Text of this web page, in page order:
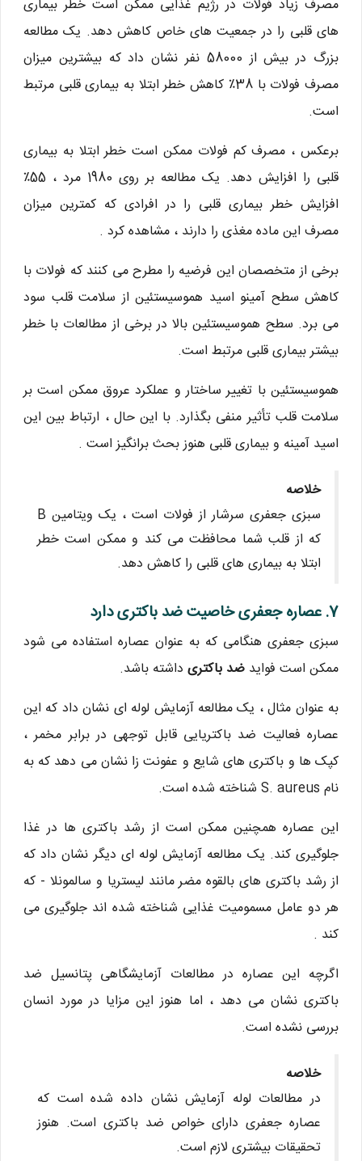
مصرف زیاد فولات در رژیم غذایی ممکن است خطر بیماری
های قلبی را در جمعیت های خاص کاهش دهد. یک مطالعه
بزرگ در بیش از 58000 نفر نشان داد که بیشترین میزان
مصرف فولات با 38٪ کاهش خطر ابتلا به بیماری قلبی مرتبط
است.
برعکس ، مصرف کم فولات ممکن است خطر ابتلا به بیماری
قلبی را افزایش دهد. یک مطالعه بر روی 1980 مرد ، 55٪
افزایش خطر بیماری قلبی را در افرادی که کمترین میزان
مصرف این ماده مغذی را دارند ، مشاهده کرد .
برخی از متخصصان این فرضیه را مطرح می كنند كه فولات با
كاهش سطح آمینو اسید هموسیستئین از سلامت قلب سود
می برد. سطح هموسیستئین بالا در برخی از مطالعات با خطر
بیشتر بیماری قلبی مرتبط است.
هموسیستئین با تغییر ساختار و عملکرد عروق ممکن است بر
سلامت قلب تأثیر منفی بگذارد. با این حال ، ارتباط بین این
اسید آمینه و بیماری قلبی هنوز بحث برانگیز است .
خلاصه
سبزی جعفری سرشار از فولات است ، یک ویتامین B
که از قلب شما محافظت می کند و ممکن است خطر
ابتلا به بیماری های قلبی را کاهش دهد.
7. عصاره جعفری خاصیت ضد باکتری دارد
سبزی جعفری هنگامی که به عنوان عصاره استفاده می شود
ممکن است فواید ضد باکتری داشته باشد.
به عنوان مثال ، یک مطالعه آزمایش لوله ای نشان داد که این
عصاره فعالیت ضد باکتریایی قابل توجهی در برابر مخمر ،
کپک ها و باکتری های شایع و عفونت زا نشان می دهد که به
نام S. aureus شناخته شده است.
این عصاره همچنین ممکن است از رشد باکتری ها در غذا
جلوگیری کند. یک مطالعه آزمایش لوله ای دیگر نشان داد که
از رشد باکتری های بالقوه مضر مانند لیستریا و سالمونلا - که
هر دو عامل مسمومیت غذایی شناخته شده اند جلوگیری می
کند .
اگرچه این عصاره در مطالعات آزمایشگاهی پتانسیل ضد
باکتری نشان می دهد ، اما هنوز این مزایا در مورد انسان
بررسی نشده است.
خلاصه
در مطالعات لوله آزمایش نشان داده شده است که
عصاره جعفری دارای خواص ضد باکتری است. هنوز
تحقیقات بیشتری لازم است.